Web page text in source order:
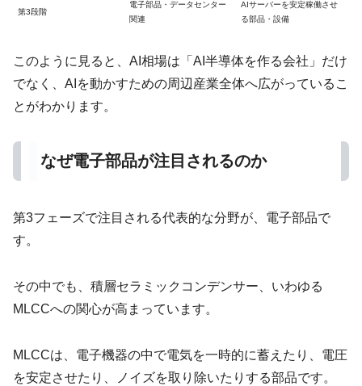
第3段階
電子部品・データセンター
関連
AIサーバーを安定稼働させ
る部品・設備
このように見ると、AI相場は「AI半導体を作る会社」だけ
でなく、AIを動かすための周辺産業全体へ広がっているこ
とがわかります。
なぜ電子部品が注目されるのか
第3フェーズで注目される代表的な分野が、電子部品で
す。
その中でも、積層セラミックコンデンサー、いわゆる
MLCCへの関心が高まっています。
MLCCは、電子機器の中で電気を一時的に蓄えたり、電圧
を安定させたり、ノイズを取り除いたりする部品です。